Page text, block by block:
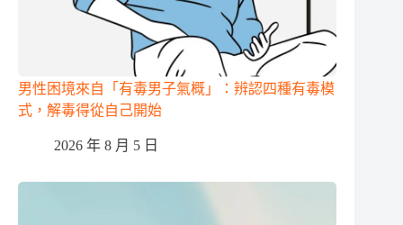
男性困境來自「有毒男子氣概」：辨認四種有毒模
式，解毒得從自己開始
2026 年 8 月 5 日